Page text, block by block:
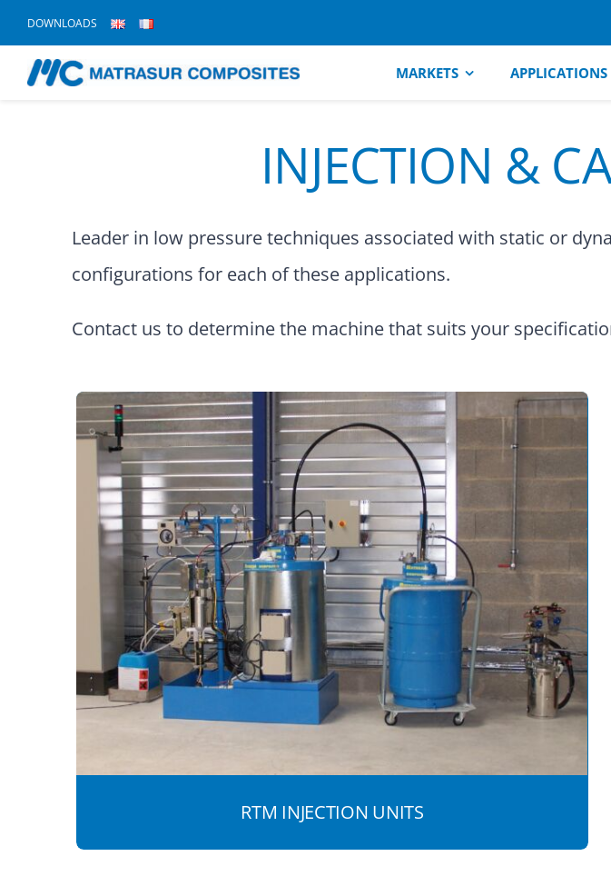
content
DOWNLOADS
MARKETS APPLICATIONS
INJECTION &
Leader in low pressure techniques associated with static or
configurations for each of these applications.
Contact us to determine the machine that suits your
RTM INJECTION UNITS